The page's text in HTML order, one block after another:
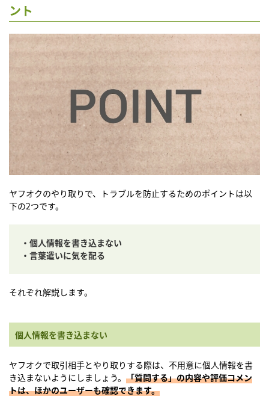
ント
ヤフオクのやり取りで、トラブルを防止するためのポイントは以
下の2つです。
・個人情報を書き込まない
・言葉遣いに気を配る
それぞれ解説します。
個人情報を書き込まない
ヤフオクで取引相手とやり取りする際は、不用意に個人情報を書
き込まないようにしましょう。 「質問する」の内容や評価コメン
トは、ほかのユーザーも確認できます。